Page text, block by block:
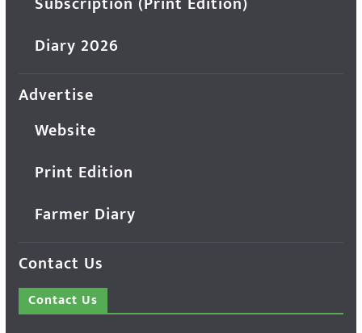
Diary 2026
Advertise
Website
Print Edition
Farmer Diary
Contact Us
Contact Us